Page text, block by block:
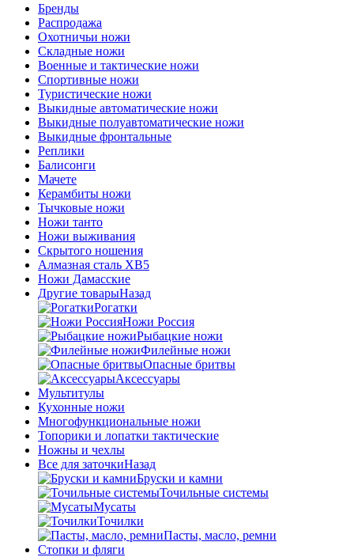
Бренды
Распродажа
Охотничьи ножи
Складные ножи
Военные и тактические ножи
Спортивные ножи
Туристические ножи
Выкидные автоматические ножи
Выкидные полуавтоматические ножи
Выкидные фронтальные
Реплики
Балисонги
Мачете
Керамбиты ножи
Тычковые ножи
Ножи танто
Ножи выживания
Скрытого ношения
Алмазная сталь ХВ5
Ножи Дамасские
Другие товарыНазад
Рогатки
Ножи Россия
Рыбацкие ножи
Филейные ножи
Опасные бритвы
Аксессуары
Мультитулы
Кухонные ножи
Многофункциональные ножи
Топорики и лопатки тактические
Ножны и чехлы
Все для заточкиНазад
Бруски и камни
Точильные системы
Мусаты
Точилки
Пасты, масло, ремни
Стопки и фляги